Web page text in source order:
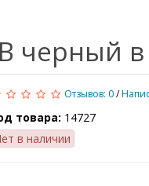
черный
Отзывов: 0/
товара: 14727
в наличии